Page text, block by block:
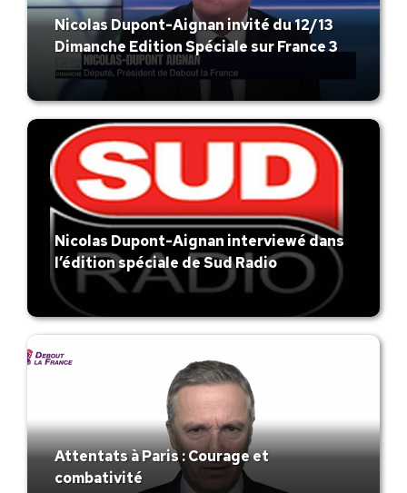
Nicolas Dupont-Aignan invité du 12/13
Dimanche Edition Spéciale sur France 3
Nicolas Dupont-Aignan interviewé dans
l’édition spéciale de Sud Radio
Attentats à Paris : Courage et
combativité